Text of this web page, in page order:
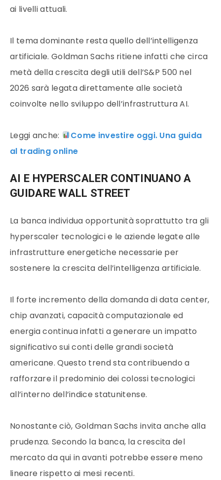
ai livelli attuali.
Il tema dominante resta quello dell’intelligenza
artificiale. Goldman Sachs ritiene infatti che circa
metà della crescita degli utili dell’S&P 500 nel
2026 sarà legata direttamente alle società
coinvolte nello sviluppo dell’infrastruttura AI.
Leggi anche:
Come investire oggi. Una guida
al trading online
AI E HYPERSCALER CONTINUANO A
GUIDARE WALL STREET
La banca individua opportunità soprattutto tra gli
hyperscaler tecnologici e le aziende legate alle
infrastrutture energetiche necessarie per
sostenere la crescita dell’intelligenza artificiale.
Il forte incremento della domanda di data center,
chip avanzati, capacità computazionale ed
energia continua infatti a generare un impatto
significativo sui conti delle grandi società
americane. Questo trend sta contribuendo a
rafforzare il predominio dei colossi tecnologici
all’interno dell’indice statunitense.
Nonostante ciò, Goldman Sachs invita anche alla
prudenza. Secondo la banca, la crescita del
mercato da qui in avanti potrebbe essere meno
lineare rispetto ai mesi recenti.